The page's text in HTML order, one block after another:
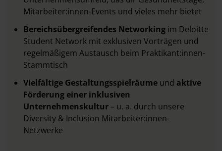
Mitarbeiter:innen-Events und vieles mehr bietet
Bereichsübergreifendes Networking im Deloitte
Student Network mit exklusiven Vorträgen und
regelmäßigem Austausch beim Praktikant:innen-
Stammtisch
Vielfältige Gestaltungsspielräume und aktive
Förderung einer inklusiven
Unternehmenskultur – u. a. durch unsere
Diversity & Inclusion Mitarbeiter:innen-
Netzwerke